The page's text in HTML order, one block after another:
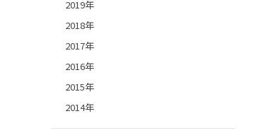
2019年
2018年
2017年
2016年
2015年
2014年